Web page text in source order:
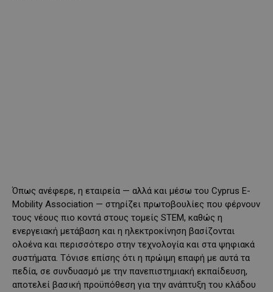
Όπως ανέφερε, η εταιρεία — αλλά και μέσω του Cyprus E-
Mobility Association — στηρίζει πρωτοβουλίες που φέρνουν
τους νέους πιο κοντά στους τομείς STEM, καθώς η
ενεργειακή μετάβαση και η ηλεκτροκίνηση βασίζονται
ολοένα και περισσότερο στην τεχνολογία και στα ψηφιακά
συστήματα. Τόνισε επίσης ότι η πρώιμη επαφή με αυτά τα
πεδία, σε συνδυασμό με την πανεπιστημιακή εκπαίδευση,
αποτελεί βασική προϋπόθεση για την ανάπτυξη του κλάδου